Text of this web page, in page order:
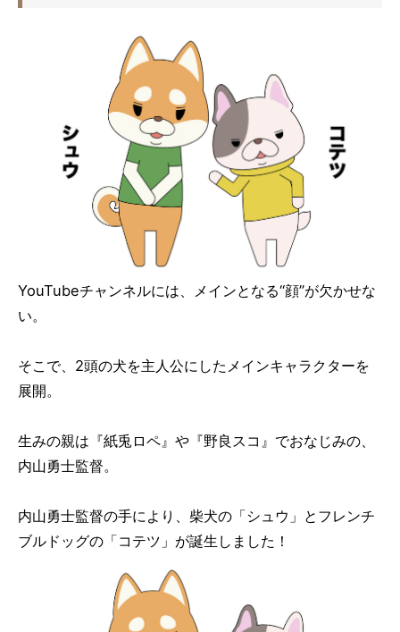
YouTubeチャンネルには、メインとなる“顔”が欠かせな
い。
そこで、2頭の犬を主人公にしたメインキャラクターを
展開。
生みの親は『紙兎ロペ』や『野良スコ』でおなじみの、
内山勇士監督。
内山勇士監督の手により、柴犬の「シュウ」とフレンチ
ブルドッグの「コテツ」が誕生しました！